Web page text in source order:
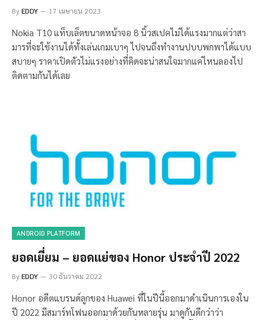
ByEDDY 17 เมษายน 2023
Nokia T10 แท็บเล็ตขนาดหน้าจอ 8 นิ้วสเปคไม่ได้แรงมากแต่ว่าสา
มารที่จะใช้งานได้ทั้งเล่นเกมเบาๆ ไปจนถึงทำงานปบบพกพาได้แบบ
สบายๆ ราคาเปิดตัวไม่แรงอย่างที่คิดจะน่าสนใจมากแค่ไหนลองไป
ติดตามกันได้เลย
ANDROID PLATFORM
ยอดเยี่ยม – ยอดแย่ของ Honor ประจำปี 2022
ByEDDY 30 ธันวาคม 2022
Honor อดีตแบรนด์ลูกของ Huawei ที่ในปีนี้ออกมาดำเนินการเองใน
ปี 2022 มีสมาร์ทโฟนออกมาด้วยกันหลายรุ่น มาดูกันดีกว่าว่า